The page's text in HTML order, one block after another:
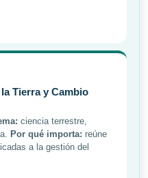
Tierra y Cambio
ciencia terrestre,
Por qué importa: reúne
a la gestión del